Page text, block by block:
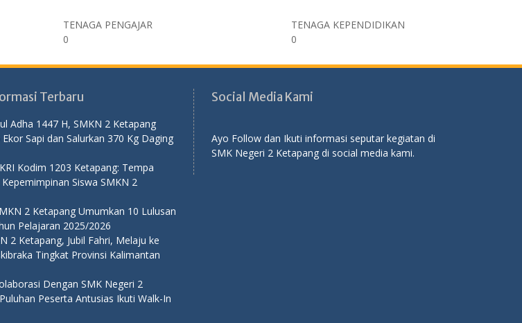
TENAGA PENGAJAR
0
TENAGA KEPENDIDIKAN
0
Terbaru
Adha 1447 H, SMKN 2 Ketapang
Sapi dan Salurkan 370 Kg Daging
Kodim 1203 Ketapang: Tempa
Siswa SMKN 2
2 Ketapang Umumkan 10 Lulusan
Pelajaran 2025/2026
2 Ketapang, Jubil Fahri, Melaju ke
Tingkat Provinsi Kalimantan
Dengan SMK Negeri 2
Peserta Antusias Ikuti Walk-In
Social Media Kami
Ayo Follow dan Ikuti informasi seputar kegiatan di
SMK Negeri 2 Ketapang di social media kami.